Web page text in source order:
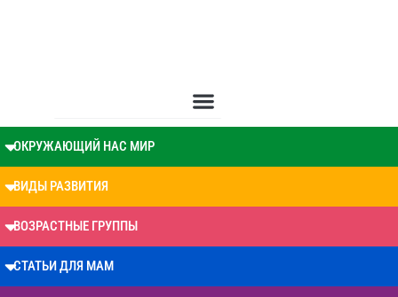
ОКРУЖАЮЩИЙ НАС МИР
ВИДЫ РАЗВИТИЯ
ВОЗРАСТНЫЕ ГРУППЫ
СТАТЬИ ДЛЯ МАМ